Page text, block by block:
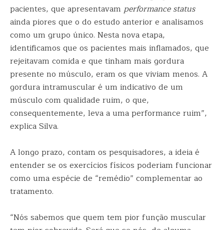
pacientes, que apresentavam performance status
ainda piores que o do estudo anterior e analisamos
como um grupo único. Nesta nova etapa,
identificamos que os pacientes mais inflamados, que
rejeitavam comida e que tinham mais gordura
presente no músculo, eram os que viviam menos. A
gordura intramuscular é um indicativo de um
músculo com qualidade ruim, o que,
consequentemente, leva a uma performance ruim”,
explica Silva.
A longo prazo, contam os pesquisadores, a ideia é
entender se os exercícios físicos poderiam funcionar
como uma espécie de “remédio” complementar ao
tratamento.
“Nós sabemos que quem tem pior função muscular